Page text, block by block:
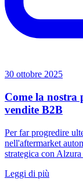
30 ottobre 2025
Come la nostra
vendite B2B
Per far progredire
nell'aftermarket
strategica con
Leggi di più